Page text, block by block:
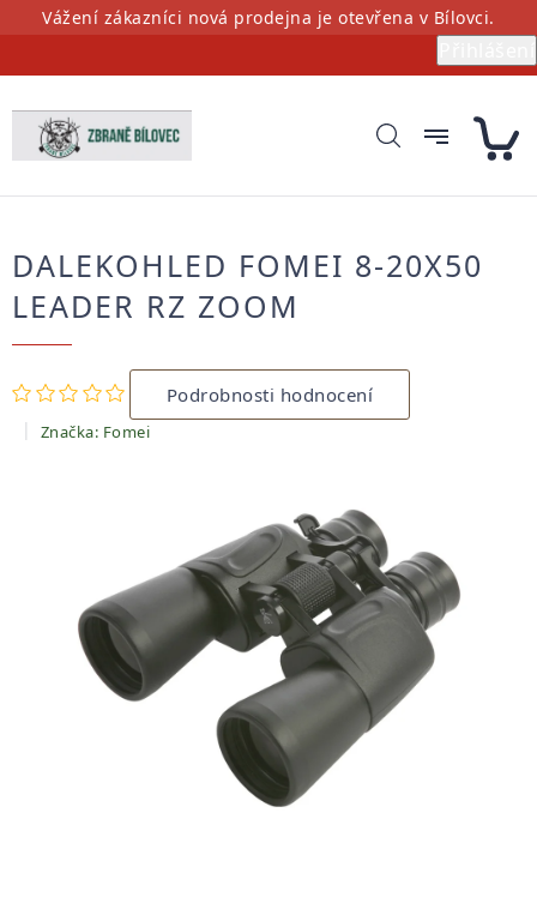
PřejítVážení zákazníci nová prodejna je otevřena v Bílovci.
DALEKOHLED FOMEI 8-20X50
LEADER RZ ZOOM
Průměrné
hodnocení
produktu
je
Podrobnosti hodnocení
Značka: Fomei